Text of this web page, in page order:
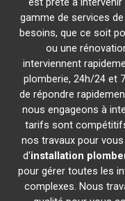
gamme de services
besoins, que ce soit
ou une
interviennent
plomberie, 24h/24 et
de répondre
nous engageons à
tarifs sont
nos travaux pour
d'installation
pour gérer toutes les
complexes. Nous